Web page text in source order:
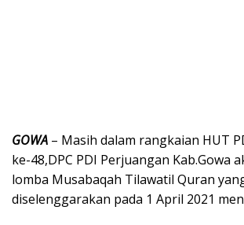
GOWA – Masih dalam rangkaian HUT
ke-48,DPC PDI Perjuangan Kab.Gowa
lomba Musabaqah Tilawatil Quran
diselenggarakan pada 1 April 2021